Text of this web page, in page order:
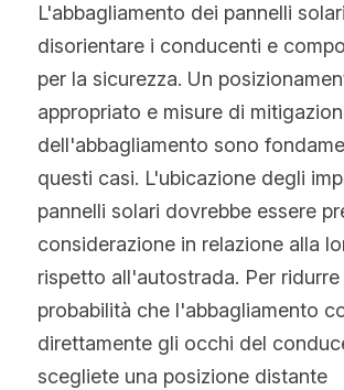
L'abbagliamento dei pannelli
disorientare i conducenti e
per la sicurezza. Un
appropriato e misure di
dell'abbagliamento sono
questi casi. L'ubicazione degli
pannelli solari dovrebbe essere
considerazione in relazione alla
rispetto all'autostrada. Per ridurre
probabilità che l'abbagliamento
direttamente gli occhi del
scegliete una posizione distante